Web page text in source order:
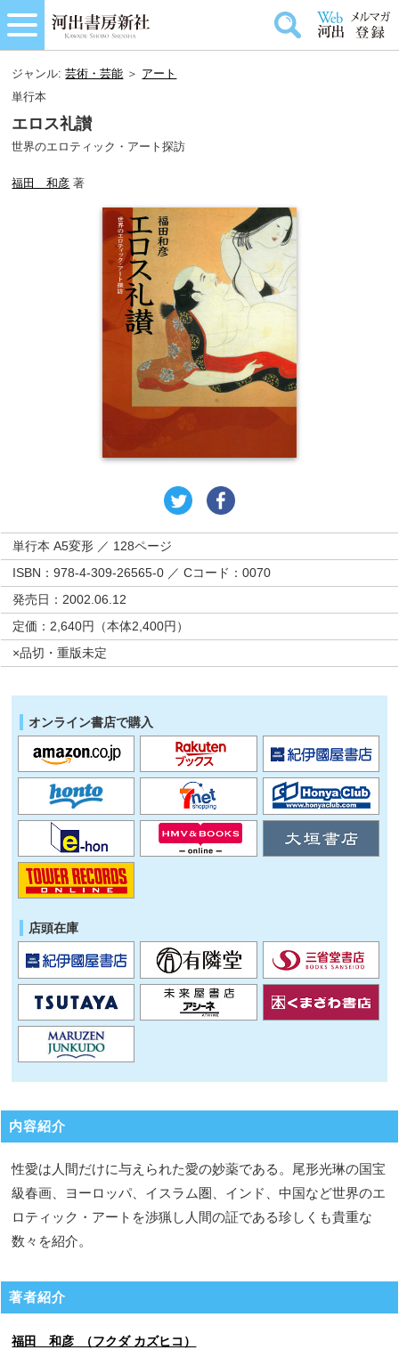
ジャンル:芸術・芸能 ＞ アート
単行本
エロス礼讃
世界のエロティック・アート探訪
福田 和彦 著
単行本 A5変形 ／ 128ページ
ISBN：978-4-309-26565-0 ／ Cコード：0070
発売日：2002.06.12
定価：2,640円（本体2,400円）
×品切・重版未定
オンライン書店で購入
店頭在庫
内容紹介
性愛は人間だけに与えられた愛の妙薬である。尾形光琳の国宝
級春画、ヨーロッパ、イスラム圏、インド、中国など世界のエ
ロティック・アートを渉猟し人間の証である珍しくも貴重な
数々を紹介。
著者紹介
福田 和彦 （フクダ カズヒコ）